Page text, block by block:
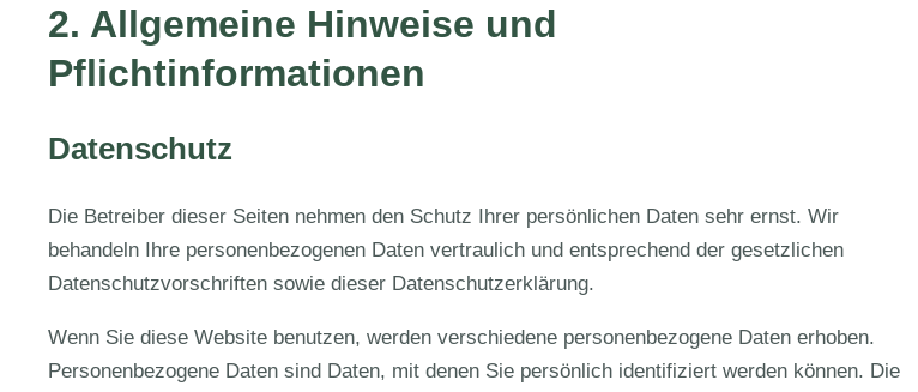
2. Allgemeine Hinweise und
Pflichtinformationen
Datenschutz
Die Betreiber dieser Seiten nehmen den Schutz Ihrer persönlichen Daten sehr ernst. Wir
behandeln Ihre personenbezogenen Daten vertraulich und entsprechend der gesetzlichen
Datenschutzvorschriften sowie dieser Datenschutzerklärung.
Wenn Sie diese Website benutzen, werden verschiedene personenbezogene Daten erhoben.
Personenbezogene Daten sind Daten, mit denen Sie persönlich identifiziert werden können. Die